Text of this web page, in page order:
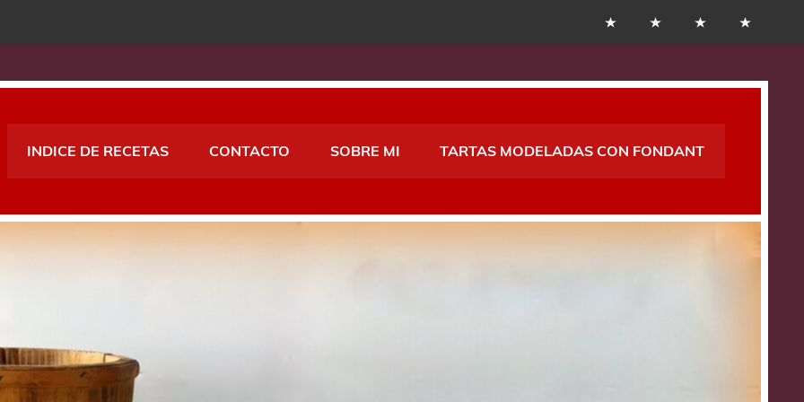
INDICE DE RECETAS CONTACTO SOBRE MI TARTAS MODELADAS CON FONDANT